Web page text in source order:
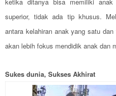
superior, tidak ada tip khusus.
antara kelahiran anak yang satu
akan lebih fokus mendidik anak dan
Sukes dunia, Sukses Akhirat